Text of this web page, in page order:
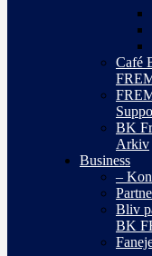
Café
BK
Arkiv
Business
–
Bliv
BK